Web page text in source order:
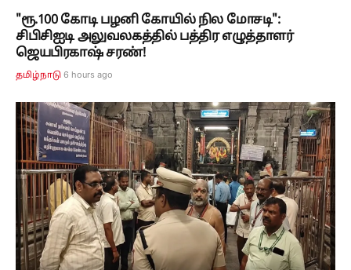
"ரூ.100 கோடி பழனி கோயில் நில மோசடி":
சிபிசிஐடி அலுவலகத்தில் பத்திர எழுத்தாளர்
ஜெயபிரகாஷ் சரண்!
தமிழ்நாடு 6 hours ago